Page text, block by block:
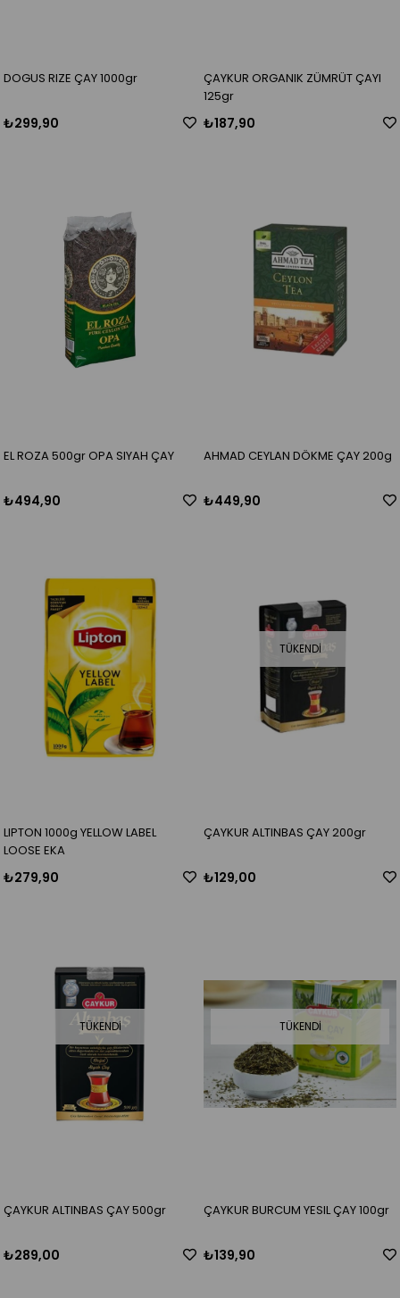
DOGUS RIZE ÇAY 1000gr
₺299,90
ÇAYKUR ORGANIK ZÜMRÜT ÇAYI
125gr
₺187,90
EL ROZA 500gr OPA SIYAH ÇAY
₺494,90
AHMAD CEYLAN DÖKME ÇAY 200g
₺449,90
LIPTON 1000g YELLOW LABEL
LOOSE EKA
₺279,90
TÜKENDI
ÇAYKUR ALTINBAS ÇAY 200gr
₺129,00
TÜKENDI
ÇAYKUR ALTINBAS ÇAY 500gr
₺289,00
TÜKENDI
ÇAYKUR BURCUM YESIL ÇAY 100gr
₺139,90